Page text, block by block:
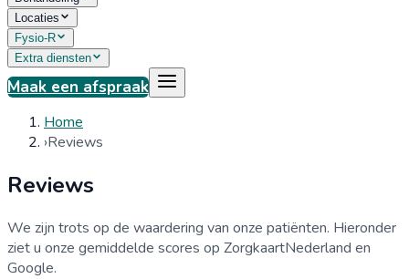
Locaties
Fysio-R
Extra diensten
Maak een afspraak
Home
›Reviews
Reviews
We zijn trots op de waardering van onze patiënten. Hieronder
ziet u onze gemiddelde scores op ZorgkaartNederland en
Google.